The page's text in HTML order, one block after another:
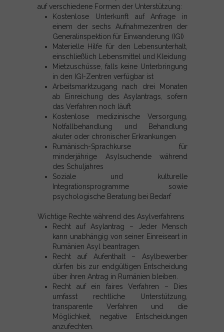
auf verschiedene Formen der Unterstützung:
Kostenlose Unterkunft auf Anfrage in
einem der sechs Aufnahmezentren der
Generalinspektion für Einwanderung (IGI)
Materielle Hilfe für den Lebensunterhalt,
einschließlich Lebensmittel und Kleidung
Mietzuschüsse, falls keine Unterbringung
in den IGI-Zentren verfügbar ist
Arbeitsmarktzugang nach drei Monaten
ab Einreichung des Asylantrags, sofern
das Verfahren noch läuft
Kostenlose medizinische Versorgung,
Notfallbehandlung und Behandlung
akuter oder chronischer Erkrankungen
Rumänisch-Sprachkurse für
minderjährige Asylsuchende während
des Schuljahres
Soziale und kulturelle
Integrationsprogramme sowie
psychologische Beratung bei Bedarf
Wichtige Rechte während des Asylverfahrens
Recht auf Asylantrag – Jeder Mensch
kann unabhängig von seiner Einreiseart in
Rumänien Asyl beantragen.
Recht auf Aufenthalt – Asylbewerber
dürfen bis zur endgültigen Entscheidung
über ihren Antrag in Rumänien bleiben.
Recht auf ein faires Verfahren – Dies
umfasst rechtliche Unterstützung,
transparente Verfahren und die
Möglichkeit, negative Entscheidungen
anzufechten.